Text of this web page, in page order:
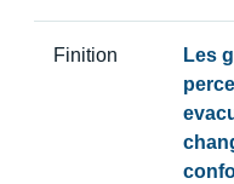
Finition
Les